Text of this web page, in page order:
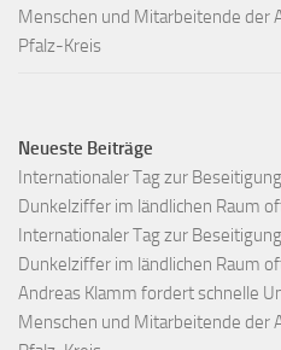
Menschen und Mitarbeitende der
Pfalz-Kreis
Neueste Beiträge
Internationaler Tag zur
Dunkelziffer im ländlichen Raum
Internationaler Tag zur
Dunkelziffer im ländlichen Raum
Andreas Klamm fordert schnelle
Menschen und Mitarbeitende der